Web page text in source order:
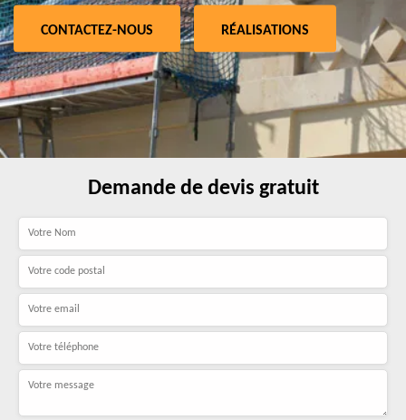
CONTACTEZ-NOUS RÉALISATIONS
Demande de devis gratuit